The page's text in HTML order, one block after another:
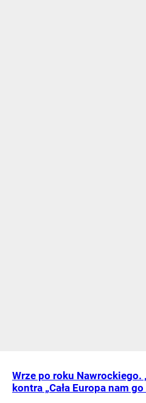
Wrze po roku Nawrockiego.
kontra „Cała Europa nam